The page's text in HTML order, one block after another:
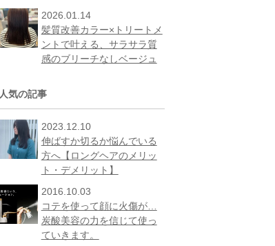
2026.01.14
髪質改善カラー×トリートメ
ントで叶える、サラサラ質
感のブリーチなしベージュ
人気の記事
2023.12.10
伸ばすか切るか悩んでいる
方へ【ロングヘアのメリッ
ト・デメリット】
2016.10.03
コテを使って顔に火傷が…
炭酸美容の力を信じて使っ
ていきます。